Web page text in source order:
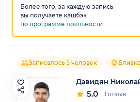
Более того, за каждую запись
вы получаете кэшбэк
по программе лояльности
Записалось 5 человек
Давидян
5.0 1 отзыв